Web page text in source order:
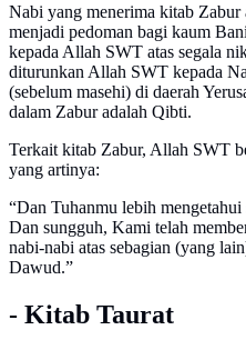
Nabi yang menerima kitab
menjadi pedoman bagi kaum
kepada Allah SWT atas segala
diturunkan Allah SWT kepada
(sebelum masehi) di daerah
dalam Zabur adalah Qibti.
Terkait kitab Zabur, Allah SWT
yang artinya:
“Dan Tuhanmu lebih
Dan sungguh, Kami telah
nabi-nabi atas sebagian (yang
Dawud.”
- Kitab Taurat